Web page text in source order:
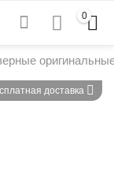
0
доставка